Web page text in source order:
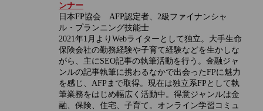
ンナー
日本FP協会 AFP認定者、2級ファイナンシャ
ル・プランニング技能士
2021年1月よりWebライターとして独立。大手生命
保険会社の勤務経験や子育て経験などを生かしな
がら、主にSEO記事の執筆活動を行う。金融ジャ
ンルの記事執筆に携わるなかで出会ったFPに魅力
を感じ、AFPまで取得。現在は独立系FPとして執
筆業務をはじめ幅広く活動中。得意ジャンルは金
融、保険、住宅、子育て。オンライン学習コミュ